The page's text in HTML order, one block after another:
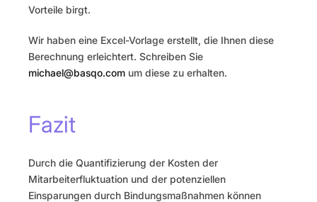
Vorteile birgt.
Wir haben eine Excel-Vorlage erstellt, die Ihnen diese
michael@basqo.com um diese zu erhalten.
Fazit
Durch die Quantifizierung der Kosten der
Mitarbeiterfluktuation und der potenziellen
Einsparungen durch Bindungsmaßnahmen können